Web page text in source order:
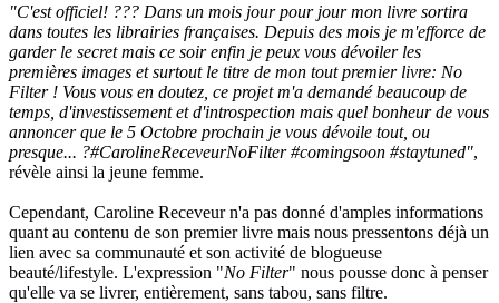
"C'est officiel! ??? Dans un mois jour pour jour mon livre sortira
dans toutes les librairies françaises. Depuis des mois je m'efforce de
garder le secret mais ce soir enfin je peux vous dévoiler les
premières images et surtout le titre de mon tout premier livre: No
Filter ! Vous vous en doutez, ce projet m'a demandé beaucoup de
temps, d'investissement et d'introspection mais quel bonheur de vous
annoncer que le 5 Octobre prochain je vous dévoile tout, ou
presque... ?#CarolineReceveurNoFilter #comingsoon #staytuned",
révèle ainsi la jeune femme.
Cependant, Caroline Receveur n'a pas donné d'amples informations
quant au contenu de son premier livre mais nous pressentons déjà un
lien avec sa communauté et son activité de blogueuse
beauté/lifestyle. L'expression "No Filter" nous pousse donc à penser
qu'elle va se livrer, entièrement, sans tabou, sans filtre.